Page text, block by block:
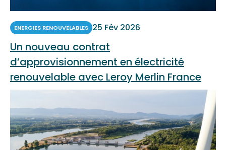
ENERGIES RENOUVELABLES 25 Fév 2026
Un nouveau contrat
d’approvisionnement en électricité
renouvelable avec Leroy Merlin France